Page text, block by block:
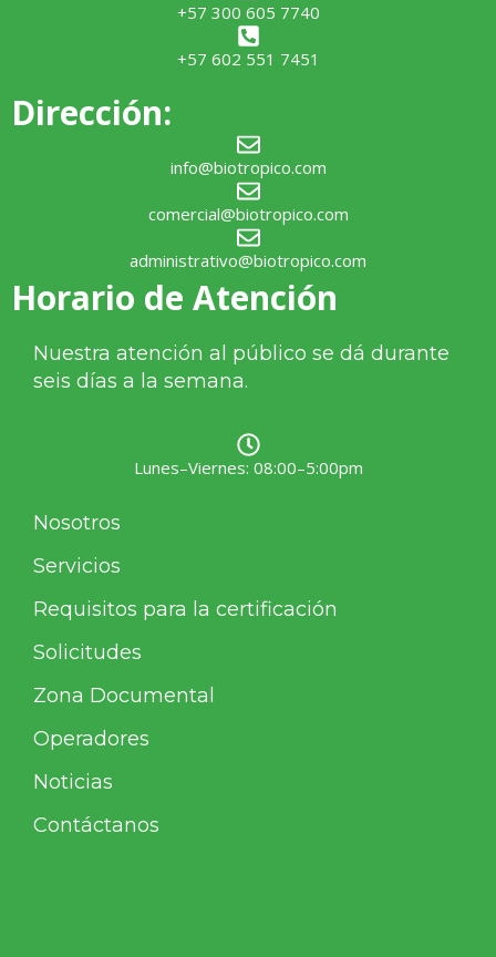
+57 300 605 7740
+57 602 551 7451
Dirección:
info@biotropico.com
comercial@biotropico.com
administrativo@biotropico.com
Horario de Atención
Nuestra atención al público se dá durante
seis días a la semana.
Lunes–Viernes: 08:00–5:00pm
Nosotros
Servicios
Requisitos para la certificación
Solicitudes
Zona Documental
Operadores
Noticias
Contáctanos